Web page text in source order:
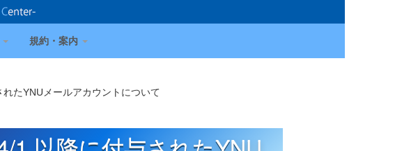
規約・案内
たYNUメールアカウントについて